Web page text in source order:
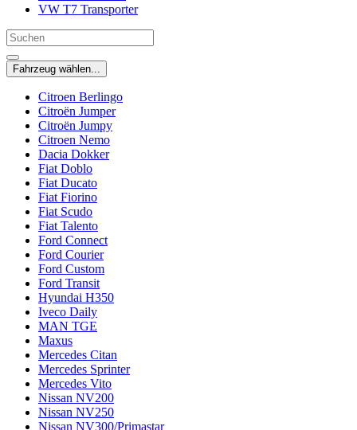
VW T7 Transporter
Fahrzeug wählen...
Citroen Berlingo
Citroën Jumper
Citroën Jumpy
Citroen Nemo
Dacia Dokker
Fiat Doblo
Fiat Ducato
Fiat Fiorino
Fiat Scudo
Fiat Talento
Ford Connect
Ford Courier
Ford Custom
Ford Transit
Hyundai H350
Iveco Daily
MAN TGE
Maxus
Mercedes Citan
Mercedes Sprinter
Mercedes Vito
Nissan NV200
Nissan NV250
Nissan NV300/Primastar